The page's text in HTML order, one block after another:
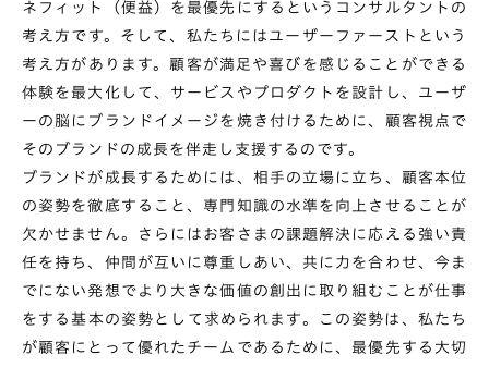
ネフィット（便益）を最優先にするというコンサルタントの
考え方です。そして、私たちにはユーザーファーストという
考え方があります。顧客が満足や喜びを感じることができる
体験を最大化して、サービスやプロダクトを設計し、ユーザ
ーの脳にブランドイメージを焼き付けるために、顧客視点で
そのブランドの成長を伴走し支援するのです。
ブランドが成長するためには、相手の立場に立ち、顧客本位
の姿勢を徹底すること、専門知識の水準を向上させることが
欠かせません。さらにはお客さまの課題解決に応える強い責
任を持ち、仲間が互いに尊重しあい、共に力を合わせ、今ま
でにない発想でより大きな価値の創出に取り組むことが仕事
をする基本の姿勢として求められます。この姿勢は、私たち
が顧客にとって優れたチームであるために、最優先する大切